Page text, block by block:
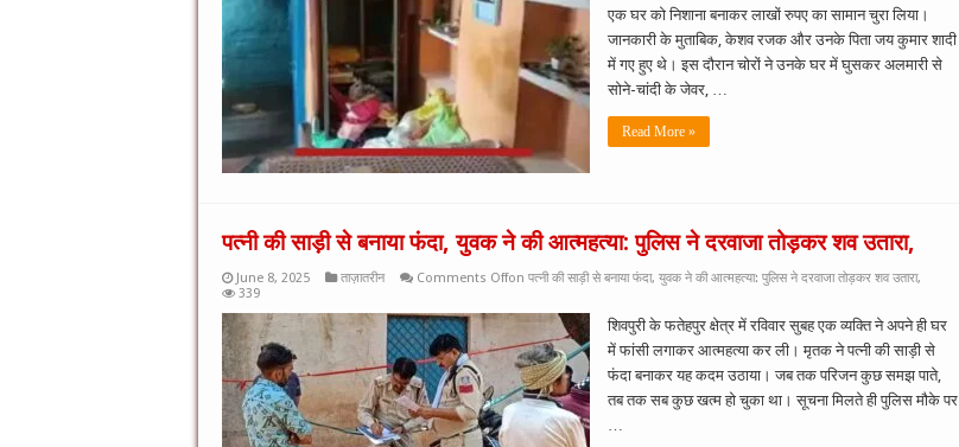
एक घर को निशाना बनाकर लाखों रुपए का सामान चुरा लिया।
जानकारी के मुताबिक, केशव रजक और उनके पिता जय कुमार शादी
में गए हुए थे। इस दौरान चोरों ने उनके घर में घुसकर अलमारी से
सोने-चांदी के जेवर, …
Read More »
पत्नी की साड़ी से बनाया फंदा, युवक ने की आत्महत्या: पुलिस ने दरवाजा तोड़कर शव उतारा,
June 8, 2025 ताज़ातरीन Comments Offon पत्नी की साड़ी से बनाया फंदा, युवक ने की आत्महत्या: पुलिस ने दरवाजा तोड़कर शव उतारा,
339
शिवपुरी के फतेहपुर क्षेत्र में रविवार सुबह एक व्यक्ति ने अपने ही घर
में फांसी लगाकर आत्महत्या कर ली। मृतक ने पत्नी की साड़ी से
फंदा बनाकर यह कदम उठाया। जब तक परिजन कुछ समझ पाते,
तब तक सब कुछ खत्म हो चुका था। सूचना मिलते ही पुलिस मौके पर
…